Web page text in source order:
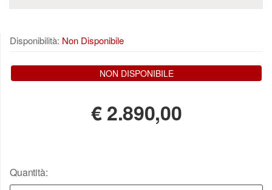
Disponibilità: Non Disponibile
NON DISPONIBILE
€2.890,00
Quantità: